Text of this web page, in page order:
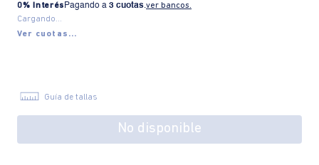
0% Interés Pagando a 3 cuotas.ver bancos.
Cargando...
Ver cuotas...
Guía de tallas
No disponible